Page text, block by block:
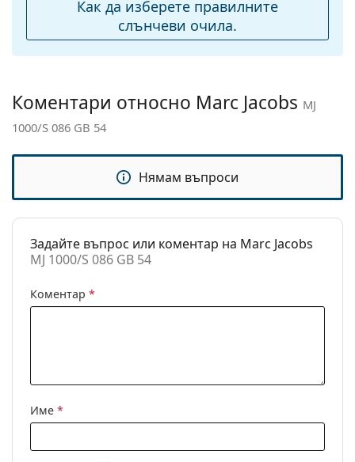
подложки за нос:
Не
Кутия:
Да
почистване:
Категория:
Марка:
Marc Jacobs
Предназначение:
Как да изберете правилните
слънчеви очила.
Коментари относно Marc Jacobs MJ
1000/S 086 GB 54
Нямам въпроси
Задайте въпрос или коментар на Marc Jacobs
MJ 1000/S 086 GB 54
Коментар *
Име *